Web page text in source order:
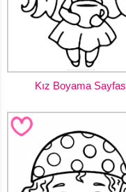
Kız Boyama